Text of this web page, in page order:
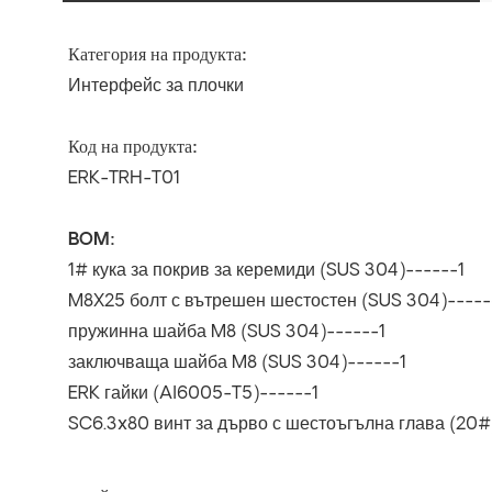
Категория на продукта:
Интерфейс за плочки
Код на продукта:
ERK-TRH-T01
BOM:
1# кука за покрив за керемиди (SUS 304)------1
M8X25 болт с вътрешен шестостен (SUS
пружинна шайба M8 (SUS 304)------1
заключваща шайба M8 (SUS 304)------1
ERK гайки (Al6005-T5)------1
SC6.3x80 винт за дърво с шестоъгълна глава